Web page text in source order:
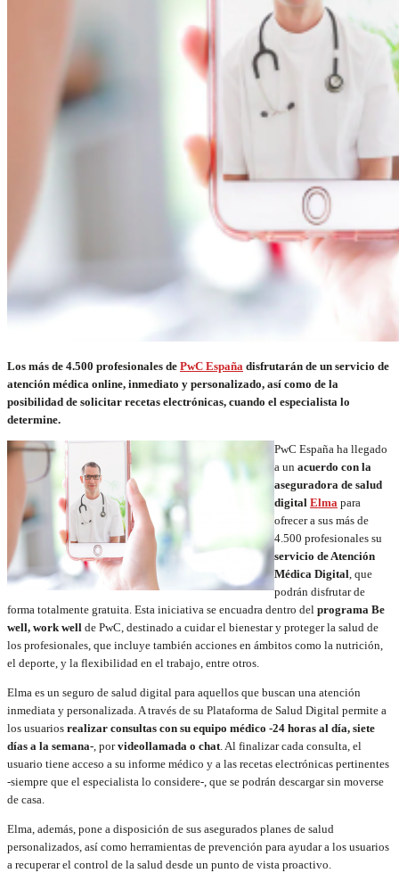
Los más de 4.500 profesionales de PwC España disfrutarán de un servicio de
atención médica online, inmediato y personalizado, así como de la
posibilidad de solicitar recetas electrónicas, cuando el especialista lo
determine.
PwC España ha llegado
a un acuerdo con la
aseguradora de salud
digital Elma para
ofrecer a sus más de
4.500 profesionales su
servicio de Atención
Médica Digital, que
podrán disfrutar de
forma totalmente gratuita. Esta iniciativa se encuadra dentro del programa Be
well, work well de PwC, destinado a cuidar el bienestar y proteger la salud de
los profesionales, que incluye también acciones en ámbitos como la nutrición,
el deporte, y la flexibilidad en el trabajo, entre otros.
Elma es un seguro de salud digital para aquellos que buscan una atención
inmediata y personalizada. A través de su Plataforma de Salud Digital permite a
los usuarios realizar consultas con su equipo médico -24 horas al día, siete
días a la semana-, porvideollamada o chat. Al finalizar cada consulta, el
usuario tiene acceso a su informe médico y a las recetas electrónicas pertinentes
-siempre que el especialista lo considere-, que se podrán descargar sin moverse
de casa.
Elma, además, pone a disposición de sus asegurados planes de salud
personalizados, así como herramientas de prevención para ayudar a los usuarios
a recuperar el control de la salud desde un punto de vista proactivo.